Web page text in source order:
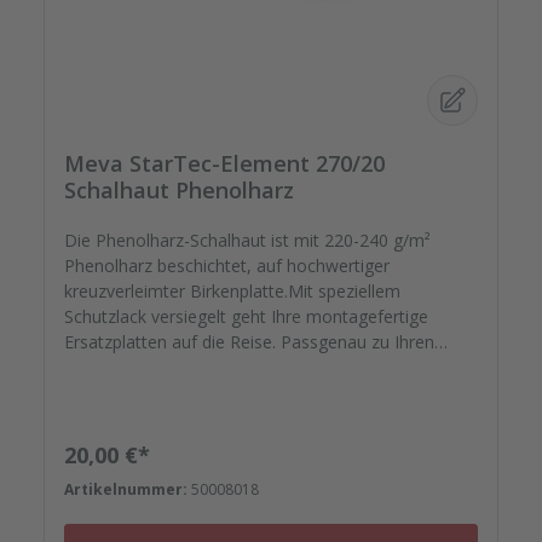
Meva StarTec-Element 270/20
Schalhaut Phenolharz
Die Phenolharz-Schalhaut ist mit 220-240 g/m²
Phenolharz beschichtet, auf hochwertiger
kreuzverleimter Birkenplatte.Mit speziellem
Schutzlack versiegelt geht Ihre montagefertige
Ersatzplatten auf die Reise. Passgenau zu Ihren
Nieten, Schrauben, Kunststoffeinsätzen bis zu
Reparaturplättchen.
Regulärer Preis:
20,00 €*
Artikelnummer: 50008018